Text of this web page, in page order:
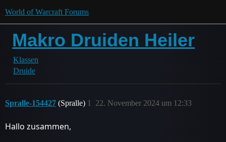
World of Warcraft Forums
Makro Druiden Heiler
Klassen
Druide
Spralle-154427 (Spralle) 22. November 2024 um 12:33
1
Hallo zusammen,